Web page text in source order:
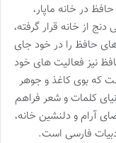
در خانه ماپار،
از خانه قرار گرفته،
حافظ را در خود جای
حافظ نیز فعالیت های خود
که بوی کاغذ و جوهر
کلمات و شعر فراهم
آرام و دلنشین خانه،
فارسی است.